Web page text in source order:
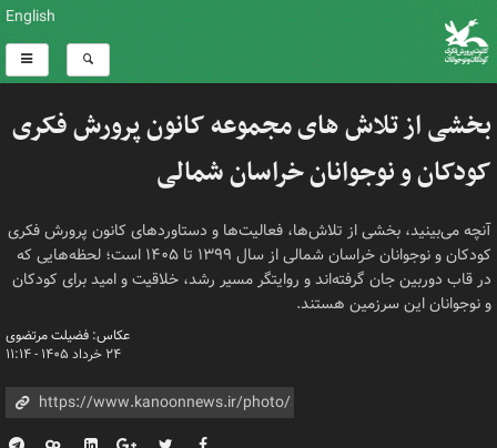
English
بخشی از تلاش های مجموعه کانون پرورش فکری
کودکان و نوجوانان خراسان شمالی
آنچه می‌بینید، بخشی از تلاش‌ها، فعالیت‌ها و دستاوردهای کانون پرورش فکری
کودکان و نوجوانان خراسان شمالی از سال ۱۳۹۹ تا ۱۴۰۵ است؛ لحظه‌هایی که
در قاب دوربین جان گرفته‌اند و روایتگر مسیر رشد، خلاقیت و امید برای کودکان
و نوجوانان این سرزمین هستند.
عکاس: فضیلت مرتضوی
۲۴ خرداد ۱۴۰۵ - ۱۱:۱۴